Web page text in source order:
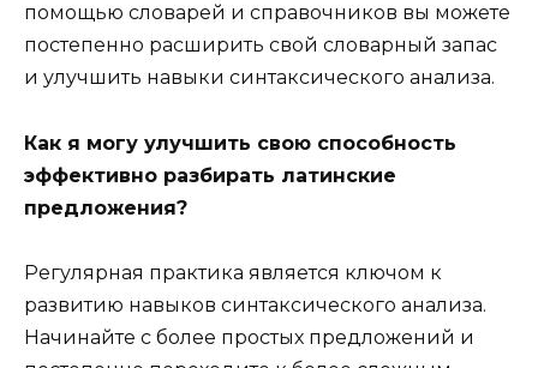
помощью словарей и справочников вы можете
постепенно расширить свой словарный запас
и улучшить навыки синтаксического анализа.
Как я могу улучшить свою способность
эффективно разбирать латинские
предложения?
Регулярная практика является ключом к
развитию навыков синтаксического анализа.
Начинайте с более простых предложений и